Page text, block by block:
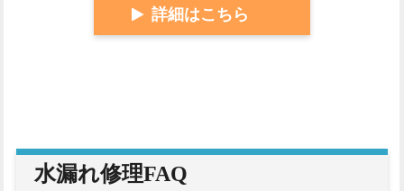
詳細はこちら
水漏れ修理FAQ